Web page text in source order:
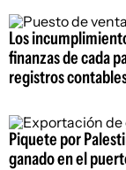
Los
finanzas de cada
registros
Piquete por
ganado en el